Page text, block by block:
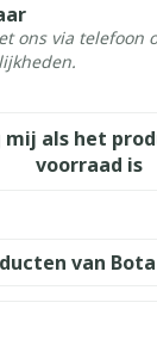
als het
voorraad is
ons via telefoon
van Bota